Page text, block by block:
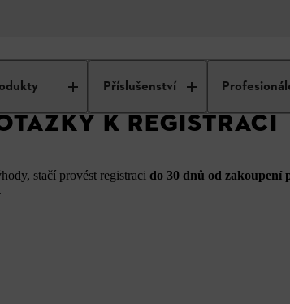
Příslušenství
K REGISTRACI
stačí provést registraci do 30 dnů od zakoupení
.